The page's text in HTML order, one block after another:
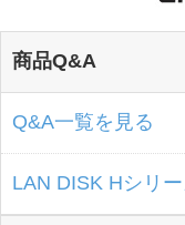
商品Q&A
Q&A一覧を見る
LAN DISK Hシリ